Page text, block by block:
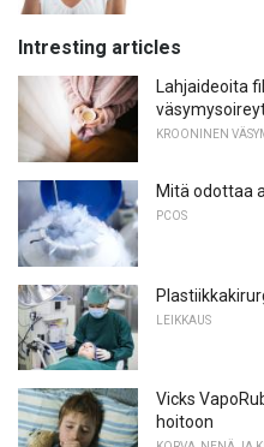
Intresting articles
Lahjaideoita
KROONINEN
Mitä odottaa
PCOS
LEIKKAUS
Vicks
hoitoon